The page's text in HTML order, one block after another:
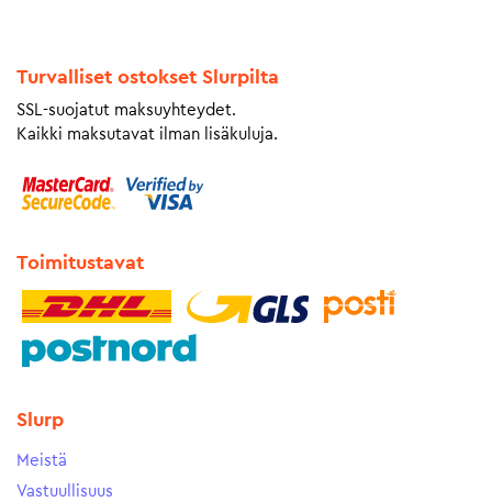
Turvalliset ostokset Slurpilta
SSL-suojatut maksuyhteydet.
Kaikki maksutavat ilman lisäkuluja.
Toimitustavat
Slurp
Meistä
Vastuullisuus